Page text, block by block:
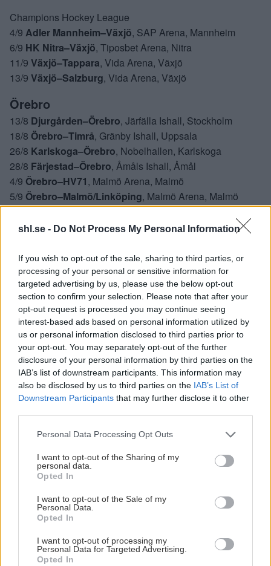
shl.se - Do Not Process My Personal Information
If you wish to opt-out of the sale, sharing to third parties, or
processing of your personal or sensitive information for
targeted advertising by us, please use the below opt-out
section to confirm your selection. Please note that after your
opt-out request is processed you may continue seeing
interest-based ads based on personal information utilized by
us or personal information disclosed to third parties prior to
your opt-out. You may separately opt-out of the further
disclosure of your personal information by third parties on the
IAB’s list of downstream participants. This information may
also be disclosed by us to third parties on the IAB’s List of
Downstream Participants that may further disclose it to other
Please note that this website/app uses one or more Google
not limited to your visit or usage behaviour. You may click to
grant or deny consent to Google and its third-party tags to
use your data for below specified purposes in below Google
consent section.
Personal Data Processing Opt Outs
I want to opt-out of the Sharing of my
personal data.
Opted In
I want to opt-out of the Sale of my
Personal Data.
Opted In
I want to opt-out of processing my
Personal Data for Targeted Advertising.
Opted In
Champions Hockey League
4/9 Adler Mannheim–Växjö, SAP Arena, Mannheim
6/9 HK Nitra–Växjö, Tiposbet Arena, Nitra
11/9 Växjö–Tappara, Vida Arena, Växjö
13/9 Växjö–Salzburg, Vida Arena, Växjö
Örebro
13/8 Djurgården–Örebro, Järfälla Ishall, Stockholm
18/8 Örebro–Timrå, Gränby Ishall, Uppsala
26/8 Karlskoga–Örebro, Nobelhallen, Karlskoga
28/8 Färjestad–Örebro, Åmåls Ishall, Åmål
4/9 Örebro–HV71, Malmö Arena, Malmö
5/9 Örebro–Malmö/Linköping, Malmö Arena, Malmö
10/9Örebro–Linköping, Behrn Arena, Örebro
SHL
NHL-DRAFTEN: SJU SVENSKAR I GICK I
FÖRSTARUNDAN
Publicerad: 2026-06-27 3 min läsning
Bildbyrån
Under fredagen och lördagen genomfördes den
i förstarundan. Frölundas Ivar Stenberg och
Djurgårdens Viggo Björck valdes bland de åtta